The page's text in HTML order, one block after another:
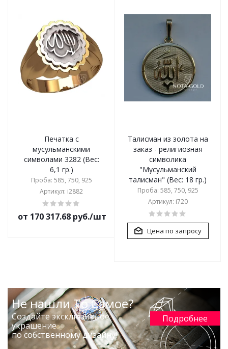
Печатка с
мусульманскими
символами 3282 (Вес:
6,1 гр.)
Проба: 585, 750, 925
Артикул: i2882
от 170 317.68 руб./шт
Талисман из золота на
заказ - религиозная
символика
"Мусульманский
талисман" (Вес: 18 гр.)
Проба: 585, 750, 925
Артикул: i720
Цена по запросу
Не нашли То Самое?
Создайте эксклюзивное
украшение
по собственному дизайну!
Подробнее